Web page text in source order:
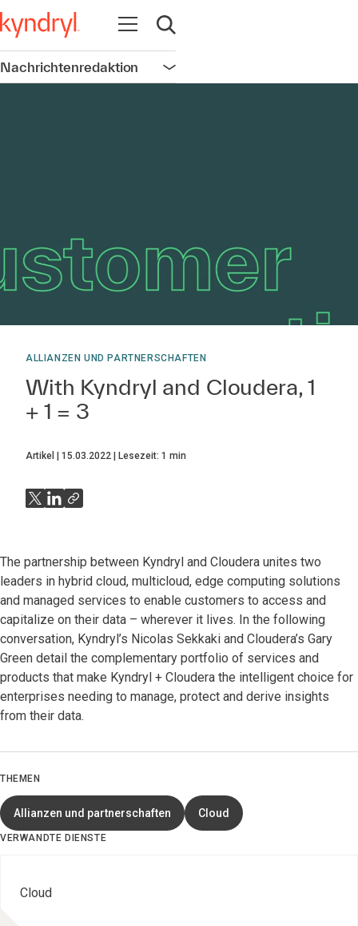
Navigation öffnen
Suche öffnen
Nachrichtenredaktion Navigation öffnen
ALLIANZEN UND PARTNERSCHAFTEN
With Kyndryl and Cloudera, 1
+ 1 = 3
Artikel 15.03.2022 Lesezeit: 1 min
The partnership between Kyndryl and Cloudera unites two
leaders in hybrid cloud, multicloud, edge computing solutions
and managed services to enable customers to access and
capitalize on their data – wherever it lives. In the following
conversation, Kyndryl’s Nicolas Sekkaki and Cloudera’s Gary
Green detail the complementary portfolio of services and
products that make Kyndryl + Cloudera the intelligent choice for
enterprises needing to manage, protect and derive insights
from their data.
THEMEN
Allianzen und partnerschaften Cloud
VERWANDTE DIENSTE
Cloud